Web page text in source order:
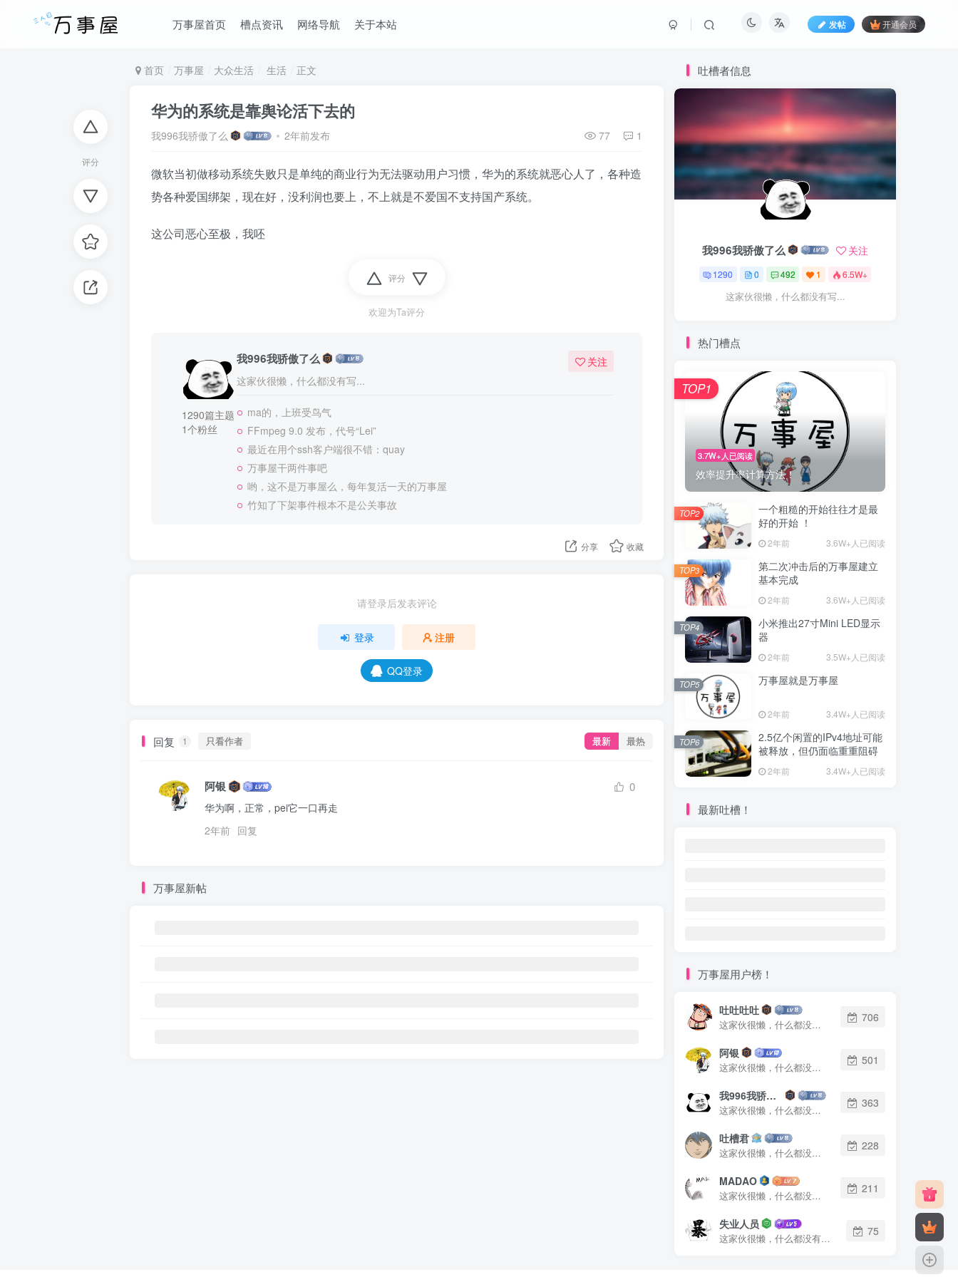
万事屋首页 槽点资讯 网络导航 关于本站 发帖 开通会员
评分
首页 万事屋 大众生活 生活 正文
华为的系统是靠舆论活下去的
我996我骄傲了么 2年前发布 77 1
微软当初做移动系统失败只是单纯的商业行为无法驱动用户习惯，华为的系统就恶心人了，各种造
势各种爱国绑架，现在好，没利润也要上，不上就是不爱国不支持国产系统。
这公司恶心至极，我呸
评分
欢迎为Ta评分
1290篇主题
1个粉丝
我996我骄傲了么
这家伙很懒，什么都没有写...
关注
ma的，上班受鸟气
FFmpeg 9.0 发布，代号“Lei”
最近在用个ssh客户端很不错：quay
万事屋干两件事吧
哟，这不是万事屋么，每年复活一天的万事屋
竹知了下架事件根本不是公关事故
分享 收藏
请登录后发表评论
登录 注册
QQ登录
回复 1 只看作者 最新 最热
阿银 0
华为啊，正常，pei它一口再走
2年前 回复
万事屋新帖
吐槽者信息
我996我骄傲了么 关注
1290 0 492 1 6.5W+
这家伙很懒，什么都没有写...
热门槽点
3.7W+人已阅读
效率提升率计算方法！
TOP1
一个粗糙的开始往往才是最
好的开始 ！
2年前 3.6W+人已阅读
TOP2
第二次冲击后的万事屋建立
基本完成
2年前 3.6W+人已阅读
TOP3
小米推出27寸Mini LED显示
器
2年前 3.5W+人已阅读
TOP4
万事屋就是万事屋
2年前 3.4W+人已阅读
TOP5
2.5亿个闲置的IPv4地址可能
被释放，但仍面临重重阻碍
2年前 3.4W+人已阅读
TOP6
最新吐槽！
万事屋用户榜！
吐吐吐吐
这家伙很懒，什么都没有写...
706
阿银
这家伙很懒，什么都没有写...
501
我996我骄傲了么
这家伙很懒，什么都没有写...
363
吐槽君
这家伙很懒，什么都没有写...
228
MADAO
这家伙很懒，什么都没有写...
211
失业人员
这家伙很懒，什么都没有写...
75